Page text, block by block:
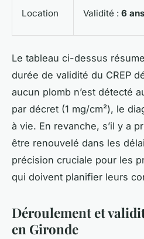
Location Validité : 6 ans
Le tableau ci-dessus
durée de validité du CREP
aucun plomb n’est détecté
par décret (1 mg/cm²), le
à vie. En revanche, s’il y a
être renouvelé dans les
précision cruciale pour les
qui doivent planifier leurs
Déroulement et
en Gironde